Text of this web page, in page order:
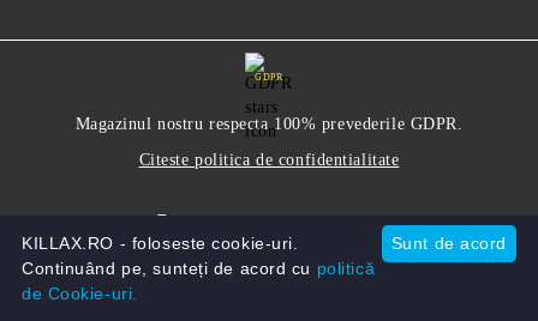
GDPR
Magazinul nostru respecta 100% prevederile GDPR.
Citeste politica de confidentialitate
Sunt de acord
KILLAX.RO - foloseste cookie-uri.
Continuând pe, sunteți de acord cu politică
de Cookie-uri.